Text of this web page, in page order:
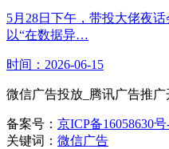
5月28日下午，带投大佬夜
以“在数据异…
时间：2026-06-15
微信广告投放_腾讯广告推广
备案号： 京ICP备16058630号
关键词： 微信广告